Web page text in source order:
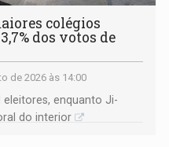
colégios
dos votos de
de 2026 às 14:00
enquanto Ji-
do interior